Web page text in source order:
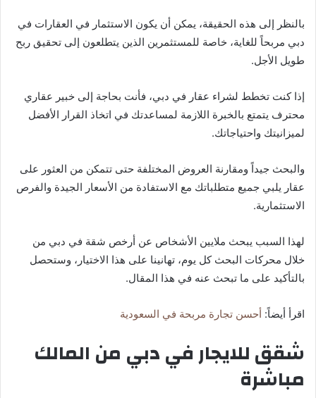
بالنظر إلى هذه الحقيقة، يمكن أن يكون الاستثمار في العقارات في
دبي مربحاً للغاية، خاصة للمستثمرين الذين يتطلعون إلى تحقيق ربح
طويل الأجل.
إذا كنت تخطط لشراء عقار في دبي، فأنت بحاجة إلى خبير عقاري
محترف يتمتع بالخبرة اللازمة لمساعدتك في اتخاذ القرار الأفضل
لميزانيتك واحتياجاتك.
والبحث جيداً ومقارنة العروض المختلفة حتى تتمكن من العثور على
عقار يلبي جميع متطلباتك مع الاستفادة من الأسعار الجيدة والفرص
الاستثمارية.
لهذا السبب يبحث ملايين الأشخاص عن أرخص شقة في دبي من
خلال محركات البحث كل يوم، تهانينا على هذا الاختيار، وستحصل
بالتأكيد على ما تبحث عنه في هذا المقال.
اقرأ أيضاً: أحسن تجارة مربحة في السعودية
شقق للايجار في دبي من المالك
مباشرة